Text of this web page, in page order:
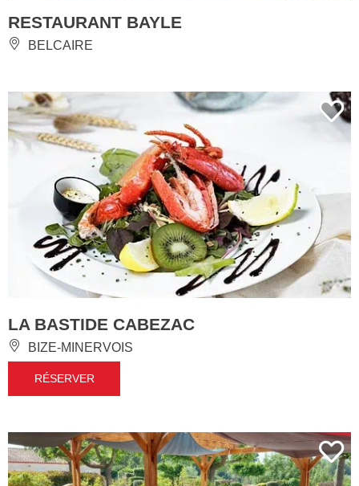
RESTAURANT BAYLE
BELCAIRE
LA BASTIDE CABEZAC
BIZE-MINERVOIS
RÉSERVER